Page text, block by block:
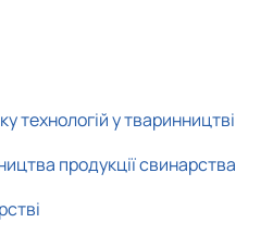
технологій у тваринництві
продукції свинарства